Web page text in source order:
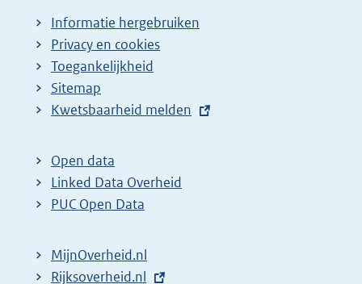
Informatie hergebruiken
Privacy en cookies
Toegankelijkheid
Sitemap
E
t
e
r
l
Kwetsbaarheid melden
Open data
Linked Data Overheid
PUC Open Data
MijnOverheid.nl
E
Rijksoverheid.nl